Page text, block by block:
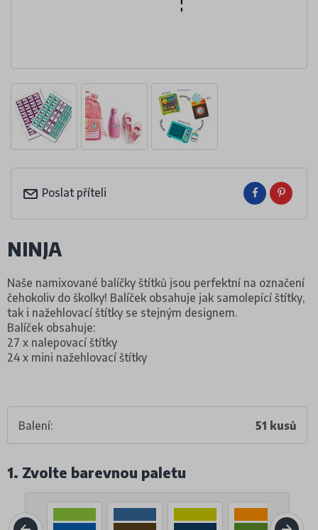
Poslat příteli
NINJA
Naše namixované balíčky štítků jsou perfektní na označení
čehokoliv do školky! Balíček obsahuje jak samolepící štítky,
tak i nažehlovací štítky se stejným designem.
Balíček obsahuje:
27 x nalepovací štítky
24 x mini nažehlovací štítky
Balení: 51 kusů
1. Zvolte barevnou paletu